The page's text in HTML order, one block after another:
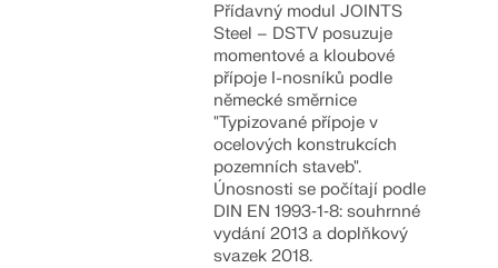
KONTROLOVAT ZATÍŽENÍ ZÓN
Přídavný modul JOINTS
Steel – DSTV posuzuje
momentové a kloubové
přípoje I-nosníků podle
německé směrnice
"Typizované přípoje v
ocelových konstrukcích
pozemních staveb".
Únosnosti se počítají podle
DIN EN 1993‑1‑8: souhrnné
vydání 2013 a doplňkový
svazek 2018.